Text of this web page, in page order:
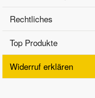
Rechtliches
Top Produkte
Widerruf erklären